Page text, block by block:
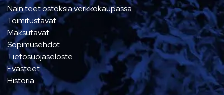
Näin teet ostoksia verkkokaupassa
Toimitustavat
Maksutavat
Sopimusehdot
Tietosuojaseloste
Evästeet
Historia